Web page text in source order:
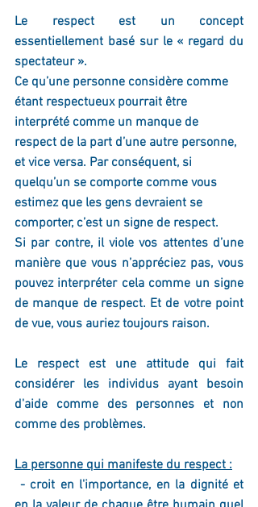
Le respect est un concept
essentiellement basé sur le « regard du
spectateur ».
Ce qu’une personne considère comme
étant respectueux pourrait être
interprété comme un manque de
respect de la part d’une autre personne,
et vice versa. Par conséquent, si
quelqu’un se comporte comme vous
estimez que les gens devraient se
comporter, c’est un signe de respect.
Si par contre, il viole vos attentes d’une
manière que vous n’appréciez pas, vous
pouvez interpréter cela comme un signe
de manque de respect. Et de votre point
de vue, vous auriez toujours raison.
Le respect est une attitude qui fait
considérer les individus ayant besoin
d'aide comme des personnes et non
comme des problèmes.
La personne qui manifeste du respect :